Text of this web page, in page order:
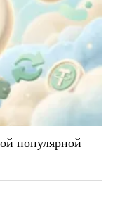
популярной